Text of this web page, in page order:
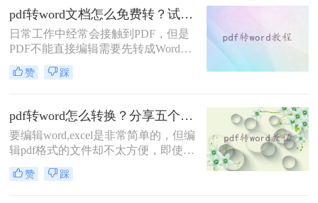
转换word格式吗？别急，下面小编就
来告诉你们pdf转word，你们快来看看
吧！
pdf转word文档怎么免费转？试试这些方式！
日常工作中经常会接触到PDF，但是
PDF不能直接编辑需要先转成Word才
能方便修改，那pdf转word文档怎么免
费转？今天师兄就给大家分享三种简
藏！
赞 踩
pdf转word怎么转换？分享五个常用的转换方法！
要编辑word,excel是非常简单的，但编
辑pdf格式的文件却不太方便，即使是
在很多小伙伴的电脑里，也没有工具
来打开pdf文件。对于pdf格式的文件
赞 踩